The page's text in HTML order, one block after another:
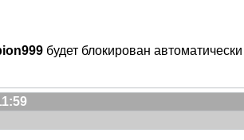
будет блокирован автоматически